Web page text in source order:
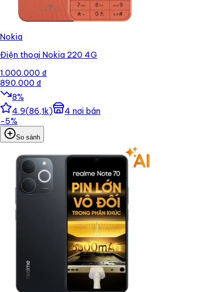
Nokia
Điện thoại Nokia 220 4G
1.000.000 ₫
890.000 ₫
8%
4.9(86,1k) 4 nơi bán
−5%
So sánh